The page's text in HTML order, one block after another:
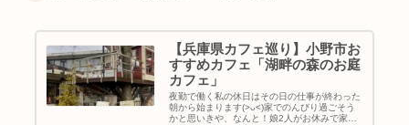
【兵庫県カフェ巡り】小野市お
すすめカフェ「湖畔の森のお庭
カフェ」
夜勤で働く私の休日はその日の仕事が終わった
朝から始まります(>ᴗ<)家でのんびり過ごそう
かと思いきや、なんと！娘2人がお休みで家に